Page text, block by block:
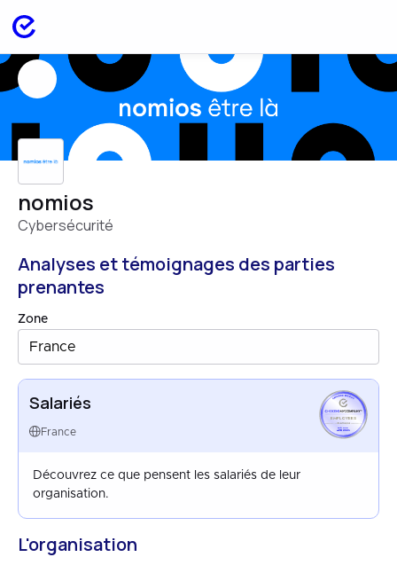
nomios
Cybersécurité
Analyses et témoignages des parties
prenantes
Zone
France
Salariés
France
EMPLOYEES
FRANCE
APR 2025
Découvrez ce que pensent les salariés de leur
organisation.
L'organisation